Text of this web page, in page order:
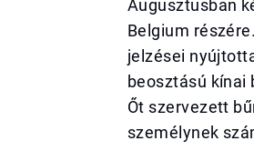
Augusztusban
Belgium
jelzései
beosztású kínai
Őt szervezett
személynek